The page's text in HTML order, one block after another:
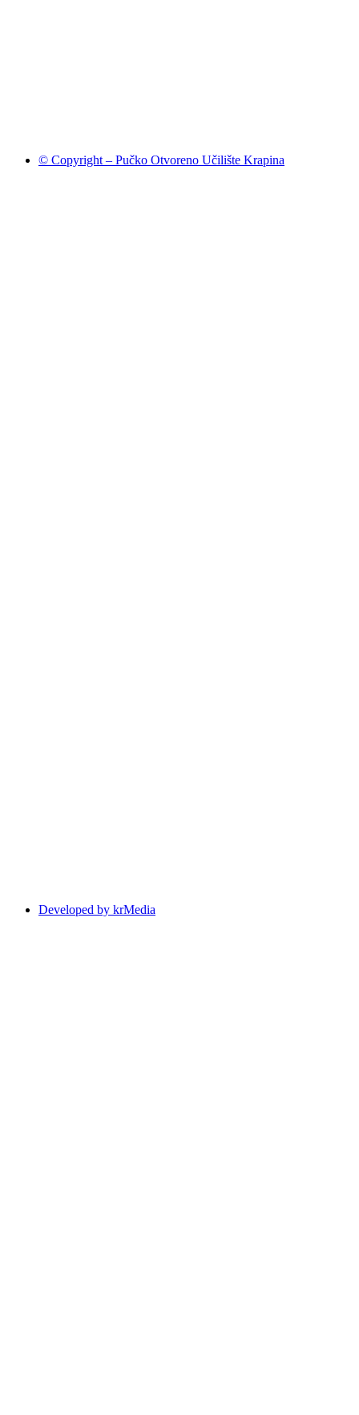
© Copyright – Pučko Otvoreno Učilište Krapina
Developed by krMedia